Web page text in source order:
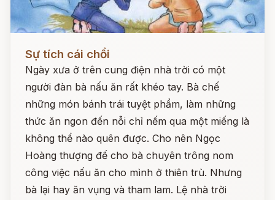
Sự tích cái chổi
Ngày xưa ở trên cung điện nhà trời có một
người đàn bà nấu ăn rất khéo tay. Bà chế
những món bánh trái tuyệt phẩm, làm những
thức ăn ngon đến nỗi chỉ nếm qua một miếng là
không thể nào quên được. Cho nên Ngọc
Hoàng thượng đế cho bà chuyên trông nom
công việc nấu ăn cho mình ở thiên trù. Nhưng
bà lại hay ăn vụng và tham lam. Lệ nhà trời